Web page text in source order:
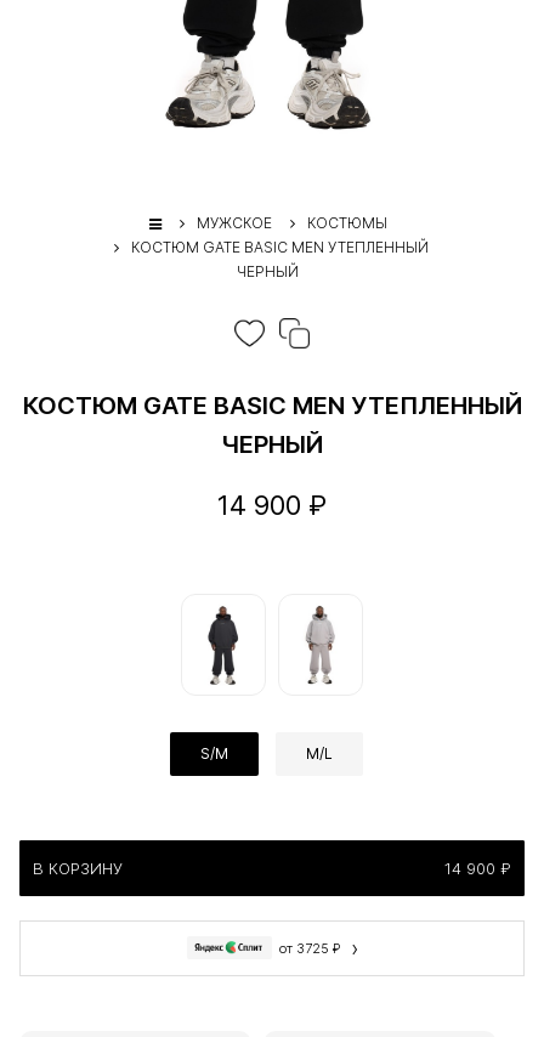
МУЖСКОЕ
КОСТЮМЫ
КОСТЮМ GATE BASIC MEN УТЕПЛЕННЫЙ
ЧЕРНЫЙ
КОСТЮМ GATE BASIC MEN УТЕПЛЕННЫЙ
ЧЕРНЫЙ
14 900 ₽
S/M M/L
В КОРЗИНУ 14 900 ₽
от 3725 ₽ ›